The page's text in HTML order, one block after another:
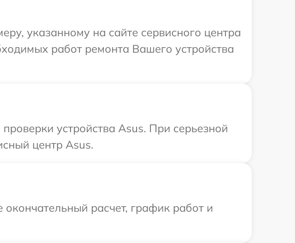
указанному на сайте сервисного центра
работ ремонта Вашего устройства
устройства Asus. При серьезной
центр Asus.
расчет, график работ и